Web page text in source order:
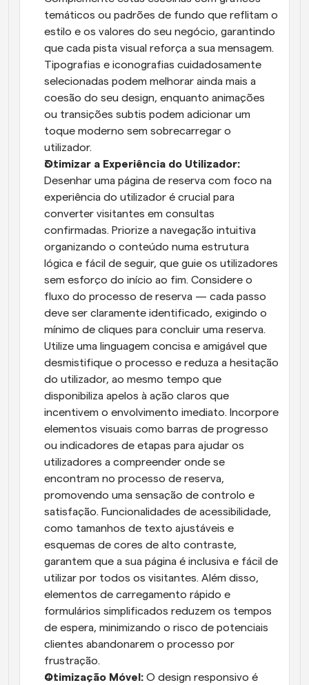
temáticos ou padrões de fundo que reflitam o
estilo e os valores do seu negócio, garantindo
que cada pista visual reforça a sua mensagem.
Tipografias e iconografias cuidadosamente
selecionadas podem melhorar ainda mais a
coesão do seu design, enquanto animações
ou transições subtis podem adicionar um
toque moderno sem sobrecarregar o
utilizador.
Otimizar a Experiência do Utilizador:
Desenhar uma página de reserva com foco na
experiência do utilizador é crucial para
converter visitantes em consultas
confirmadas. Priorize a navegação intuitiva
organizando o conteúdo numa estrutura
lógica e fácil de seguir, que guie os utilizadores
sem esforço do início ao fim. Considere o
fluxo do processo de reserva — cada passo
deve ser claramente identificado, exigindo o
mínimo de cliques para concluir uma reserva.
Utilize uma linguagem concisa e amigável que
desmistifique o processo e reduza a hesitação
do utilizador, ao mesmo tempo que
disponibiliza apelos à ação claros que
incentivem o envolvimento imediato. Incorpore
elementos visuais como barras de progresso
ou indicadores de etapas para ajudar os
utilizadores a compreender onde se
encontram no processo de reserva,
promovendo uma sensação de controlo e
satisfação. Funcionalidades de acessibilidade,
como tamanhos de texto ajustáveis e
esquemas de cores de alto contraste,
garantem que a sua página é inclusiva e fácil de
utilizar por todos os visitantes. Além disso,
elementos de carregamento rápido e
formulários simplificados reduzem os tempos
de espera, minimizando o risco de potenciais
clientes abandonarem o processo por
frustração.
Otimização Móvel: O design responsivo é